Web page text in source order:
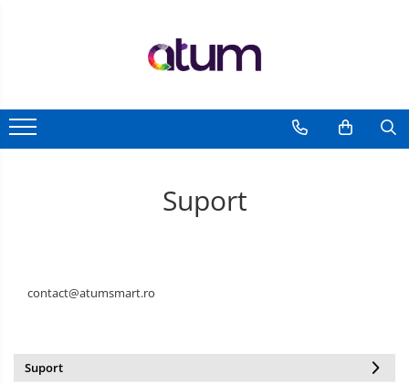
Suport
contact@atumsmart.ro
Suport